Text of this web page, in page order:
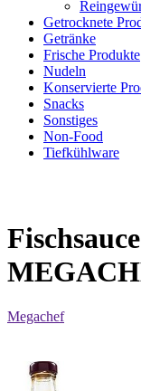
Getrocknete
Getränke
Frische Produkte
Nudeln
Konservierte
Snacks
Sonstiges
Non-Food
Tiefkühlware
Megachef